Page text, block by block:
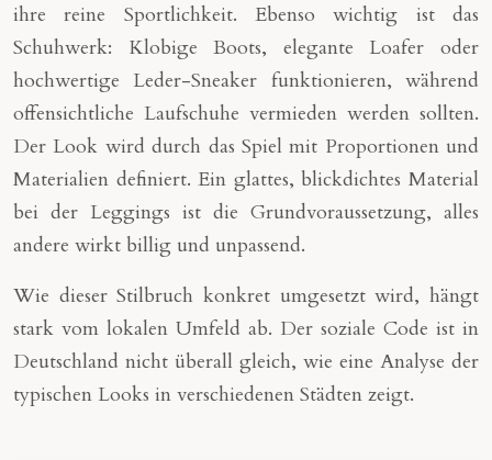
ihre reine Sportlichkeit. Ebenso wichtig ist das
Schuhwerk: Klobige Boots, elegante Loafer oder
hochwertige Leder-Sneaker funktionieren, während
offensichtliche Laufschuhe vermieden werden sollten.
Der Look wird durch das Spiel mit Proportionen und
Materialien definiert. Ein glattes, blickdichtes Material
bei der Leggings ist die Grundvoraussetzung, alles
andere wirkt billig und unpassend.
Wie dieser Stilbruch konkret umgesetzt wird, hängt
stark vom lokalen Umfeld ab. Der soziale Code ist in
Deutschland nicht überall gleich, wie eine Analyse der
typischen Looks in verschiedenen Städten zeigt.